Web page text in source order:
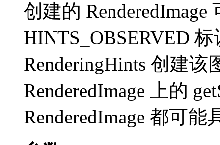
创建的
HINTS_OBSERVED
RenderingHints 创建
RenderedImage 上的
RenderedImage 都可能